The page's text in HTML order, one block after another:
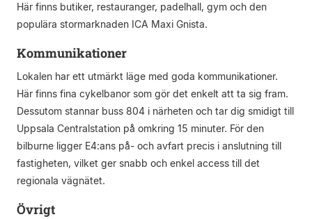
Här finns butiker, restauranger, padelhall, gym och den
populära stormarknaden ICA Maxi Gnista.
Kommunikationer
Lokalen har ett utmärkt läge med goda kommunikationer.
Här finns fina cykelbanor som gör det enkelt att ta sig fram.
Dessutom stannar buss 804 i närheten och tar dig smidigt till
Uppsala Centralstation på omkring 15 minuter. För den
bilburne ligger E4:ans på- och avfart precis i anslutning till
fastigheten, vilket ger snabb och enkel access till det
regionala vägnätet.
Övrigt